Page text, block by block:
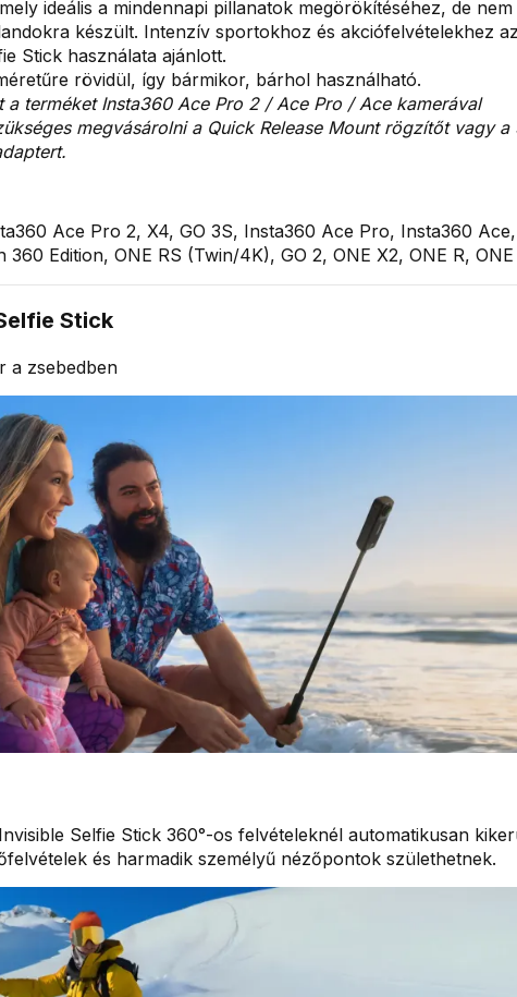
ideális a mindennapi pillanatok megörökítéséhez, de nem
készült. Intenzív sportokhoz és akciófelvételekhez az
Stick használata ajánlott.
rövidül, így bármikor, bárhol használható.
a terméket Insta360 Ace Pro 2 / Ace Pro / Ace kamerával
megvásárolni a Quick Release Mount rögzítőt vagy a
Ace Pro 2, X4, GO 3S, Insta360 Ace Pro, Insta360 Ace,
360 Edition, ONE RS (Twin/4K), GO 2, ONE X2, ONE R, ONE
Stick
a zsebedben
Selfie Stick 360°-os felvételeknél automatikusan
és harmadik személyű nézőpontok születhetnek.